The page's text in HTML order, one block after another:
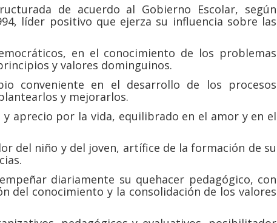
de acuerdo al Gobierno Escolar, según
líder positivo que ejerza su influencia sobre las
en el conocimiento de los problemas
y valores dominguinos.
conveniente en el desarrollo de los procesos
y mejorarlos.
aprecio por la vida, equilibrado en el amor y en el
del niño y del joven, artífice de la formación de su
diariamente su quehacer pedagógico, con
del conocimiento y la consolidación de los valores